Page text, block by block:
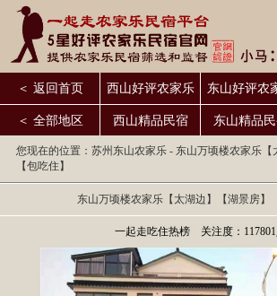
＜ 返回首页 西山好评农家乐 东山好评农
＜ 全部地区 西山精品民宿 东山精品
您现在的位置： 苏州东山农家乐- 东山万顷楼农家乐【
【包吃住】
东山万顷楼农家乐【太湖边】【湖景房】
一起走吃住热榜 关注度：117801